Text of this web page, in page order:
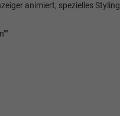
animiert, spezielles Styling